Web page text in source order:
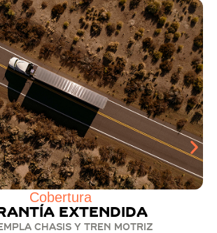
Cobertura
extendida
chasis y tren motriz